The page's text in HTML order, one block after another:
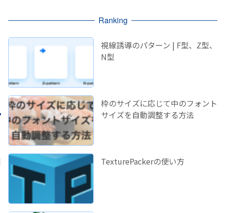
Ranking
視線誘導のパターン | F型、Z型、
N型
枠のサイズに応じて中のフォント
サイズを自動調整する方法
TexturePackerの使い方